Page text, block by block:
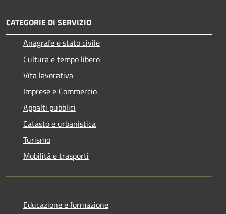
CATEGORIE DI SERVIZIO
Anagrafe e stato civile
Cultura e tempo libero
Vita lavorativa
Imprese e Commercio
Appalti pubblici
Catasto e urbanistica
Turismo
Mobilità e trasporti
Educazione e formazione